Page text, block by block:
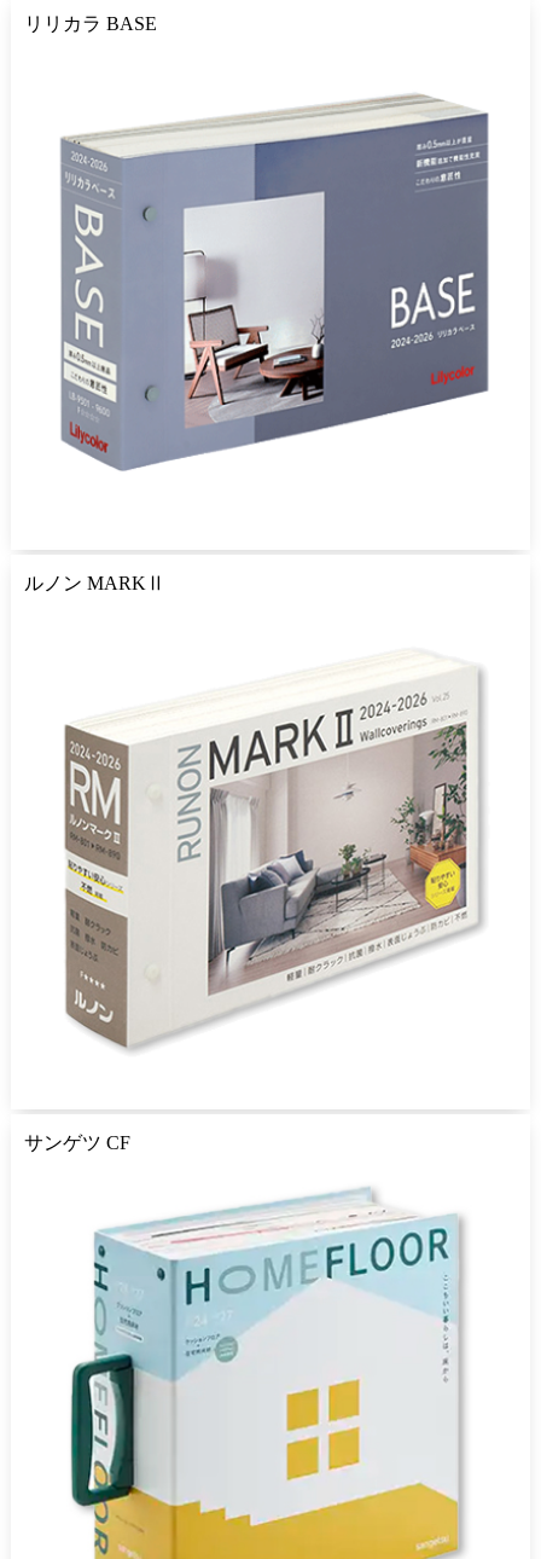
リリカラ BASE
ルノン MARKⅡ
サンゲツ CF